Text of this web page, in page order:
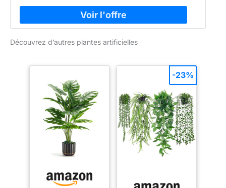
Découvrez d’autres plantes artificielles
-23%